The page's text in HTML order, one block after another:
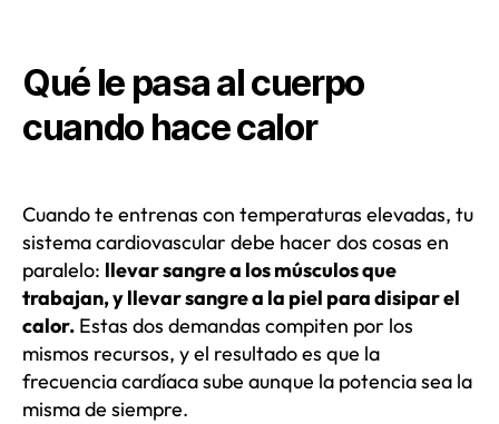
Qué le pasa al cuerpo
cuando hace calor
Cuando te entrenas con temperaturas elevadas, tu
sistema cardiovascular debe hacer dos cosas en
paralelo: llevar sangre a los músculos que
trabajan, y llevar sangre a la piel para disipar el
calor. Estas dos demandas compiten por los
mismos recursos, y el resultado es que la
frecuencia cardíaca sube aunque la potencia sea la
misma de siempre.